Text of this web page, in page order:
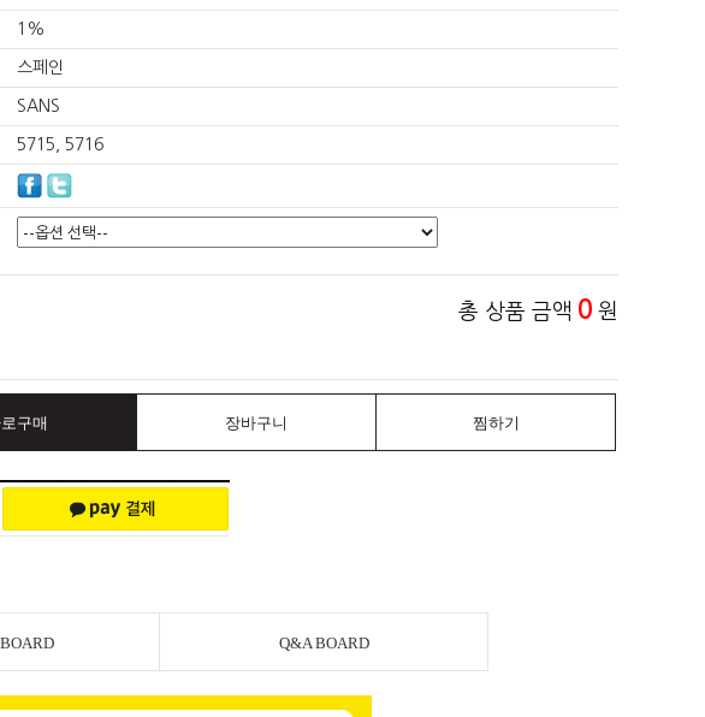
1%
스페인
SANS
5715, 5716
총 상품 금액 0 원
구매 장바구니 찜하기
Q&A BOARD